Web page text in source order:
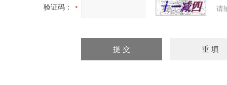
验证码： 请